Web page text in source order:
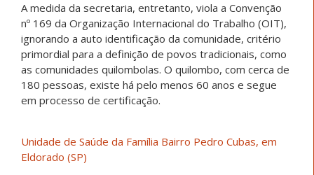
A medida da secretaria, entretanto, viola a Convenção
nº 169 da Organização Internacional do Trabalho (OIT),
ignorando a auto identificação da comunidade, critério
primordial para a definição de povos tradicionais, como
as comunidades quilombolas. O quilombo, com cerca de
180 pessoas, existe há pelo menos 60 anos e segue
em processo de certificação.
Unidade de Saúde da Família Bairro Pedro Cubas, em
Eldorado (SP)